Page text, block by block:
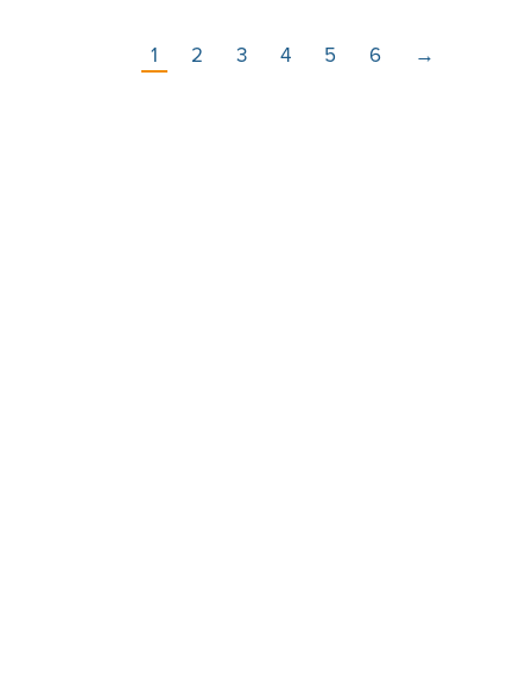
1 2 3 4 5 6 →